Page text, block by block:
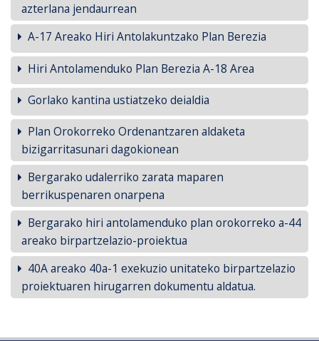
azterlana jendaurrean
A-17 Areako Hiri Antolakuntzako Plan Berezia
Hiri Antolamenduko Plan Berezia A-18 Area
Gorlako kantina ustiatzeko deialdia
Plan Orokorreko Ordenantzaren aldaketa
bizigarritasunari dagokionean
Bergarako udalerriko zarata maparen
berrikuspenaren onarpena
Bergarako hiri antolamenduko plan orokorreko a-44
areako birpartzelazio-proiektua
40A areako 40a-1 exekuzio unitateko birpartzelazio
proiektuaren hirugarren dokumentu aldatua.